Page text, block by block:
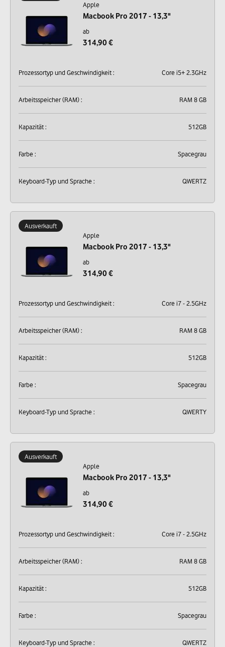
Apple
Macbook Pro 2017 - 13,3"
ab
314,90 €
Prozessortyp und Geschwindigkeit : Core i5+ 2.3GHz
Arbeitsspeicher (RAM) : RAM 8 GB
Kapazität : 512GB
Farbe : Spacegrau
Keyboard-Typ und Sprache : QWERTZ
Ausverkauft
Apple
Macbook Pro 2017 - 13,3"
ab
314,90 €
Prozessortyp und Geschwindigkeit : Core i7 - 2.5GHz
Arbeitsspeicher (RAM) : RAM 8 GB
Kapazität : 512GB
Farbe : Spacegrau
Keyboard-Typ und Sprache : QWERTY
Ausverkauft
Apple
Macbook Pro 2017 - 13,3"
ab
314,90 €
Prozessortyp und Geschwindigkeit : Core i7 - 2.5GHz
Arbeitsspeicher (RAM) : RAM 8 GB
Kapazität : 512GB
Farbe : Spacegrau
Keyboard-Typ und Sprache : QWERTZ